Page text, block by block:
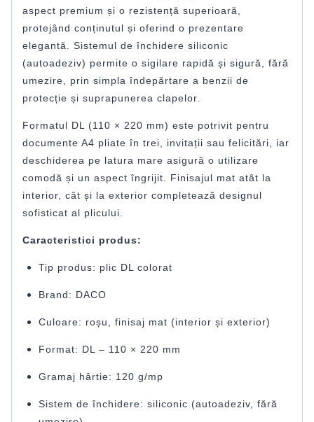
aspect premium și o rezistență superioară,
protejând conținutul și oferind o prezentare
elegantă. Sistemul de închidere siliconic
(autoadeziv) permite o sigilare rapidă și sigură, fără
umezire, prin simpla îndepărtare a benzii de
protecție și suprapunerea clapelor.
Formatul DL (110 × 220 mm) este potrivit pentru
documente A4 pliate în trei, invitații sau felicitări, iar
deschiderea pe latura mare asigură o utilizare
comodă și un aspect îngrijit. Finisajul mat atât la
interior, cât și la exterior completează designul
sofisticat al plicului.
Caracteristici produs:
Tip produs: plic DL colorat
Brand: DACO
Culoare: roșu, finisaj mat (interior și exterior)
Format: DL – 110 × 220 mm
Gramaj hârtie: 120 g/mp
Sistem de închidere: siliconic (autoadeziv, fără